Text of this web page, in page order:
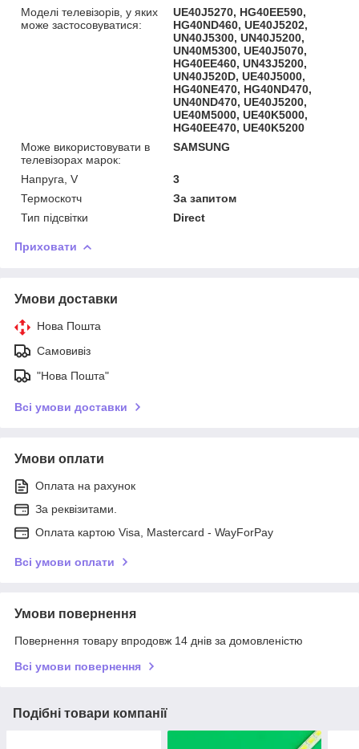
Моделі телевізорів, у яких
може застосовуватися:
UE40J5270, HG40EE590,
HG40ND460, UE40J5202,
UN40J5300, UN40J5200,
UN40M5300, UE40J5070,
HG40EE460, UN43J5200,
UN40J520D, UE40J5000,
HG40NE470, HG40ND470,
UN40ND470, UE40J5200,
UE40M5000, UE40K5000,
HG40EE470, UE40K5200
Може використовувати в
телевізорах марок:
SAMSUNG
Напруга, V
3
Термоскотч
За запитом
Тип підсвітки
Direct
Приховати
Умови доставки
Нова Пошта
Самовивіз
"Нова Пошта"
Всі умови доставки
Умови оплати
Оплата на рахунок
За реквізитами.
Оплата картою Visa, Mastercard - WayForPay
Всі умови оплати
Умови повернення
Повернення товару впродовж 14 днів за домовленістю
Всі умови повернення
Подібні товари компанії